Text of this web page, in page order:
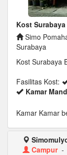
Kost
Simo
Surabaya
Kost Surabaya
Fasilitas Kost:
Kamar
Kamar Kamar
Campur-